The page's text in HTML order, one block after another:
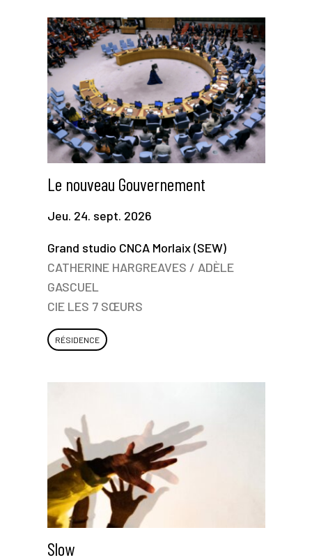
Le nouveau Gouvernement
Jeu. 24. sept. 2026
Grand studio CNCA Morlaix (SEW)
CATHERINE HARGREAVES / ADÈLE
GASCUEL
CIE LES 7 SŒURS
RÉSIDENCE
Slow